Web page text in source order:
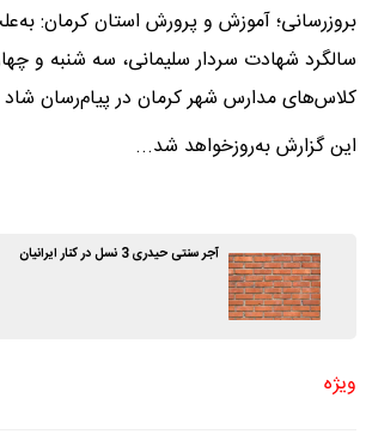
بروزرسانی؛ آموزش و پرورش استان کرمان:
کلاس‌های مدارس شهر کرمان در پیام‌رسان شاد
این گزارش به‌روزخواهد شد...
آجر سنتی حیدری 3 نسل در کنار ایرانیان
ویژه